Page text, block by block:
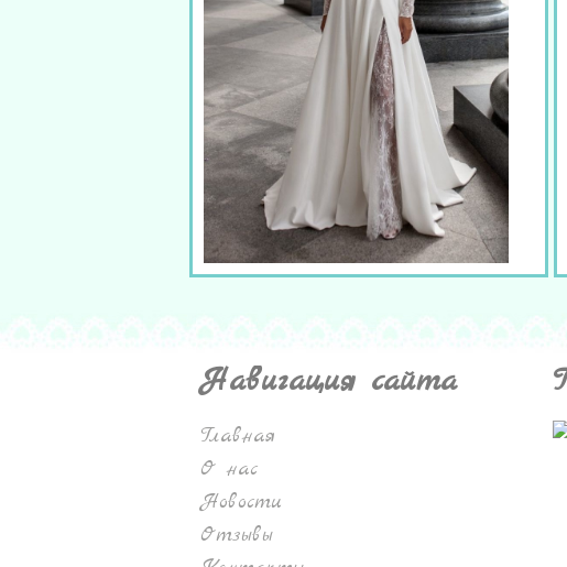
Навигация сайта
Главная
О нас
Новости
Отзывы